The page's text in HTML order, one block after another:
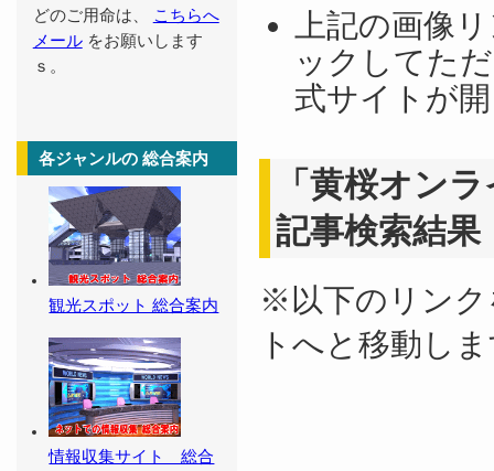
上記の画像
ックしてた
式サイトが
「黄桜オン
記事検索結果
※以下のリンク
トへと移動し
どのご用命は、
こちらへ
メールをお願いします
ｓ。
各ジャンルの 総合案内
観光スポット 総合案内
情報収集サイト 総合